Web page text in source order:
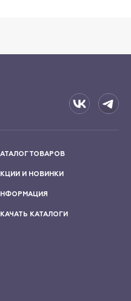
ТОВАРОВ
И НОВИНКИ
КАТАЛОГИ